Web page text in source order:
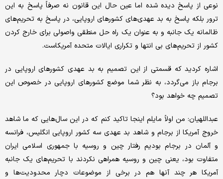
نوعی از پاسخ دیده شده اما عین حال این قانون نه صرفاً پاسخ به این
ترور بلکه پاسخ به بد عهدی‌های کشورهای اروپایی، در پاسخ به تحریم‌های
ظالمانه یک جانبه و به عنوان یک راه حل منطقی واصولی برای خارج کردن
کشور از تحریم‌های بی انتها و تکراری ایالات متحده آمریکاست.
اشاره کردید که قسمتی از این تصمیم به بد عهدی کشورهای اروپایی در
برجام باز می‌گردد، به نظر شما موضع کشورهای اروپایی در خصوص این
تصمیم چه خواهد بود؟
عبداللهیان: من اولاً مایلم اینجا تاکید کنم که در این سال‌هایی که ما شاهد
خروج آمریکا از برجام و شاهد بد عهدی سه کشور اروپایی انگلیس، فرانسه
و آلمان در برجام بودیم رفتار چین و روسیه با جمهوری اسلامی ایران
متفاوت بود، یعنی چین و روسیه همراهی نکردند با تحریم‌های یک جانبه
آمریکا هر چند آنها هم در برخی از موضوعات دچار محدودیت‌ها و